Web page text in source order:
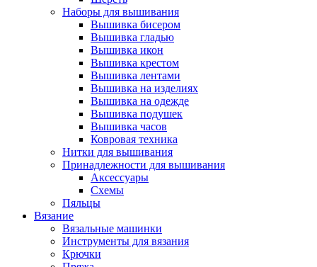
Наборы для вышивания
Вышивка бисером
Вышивка гладью
Вышивка икон
Вышивка крестом
Вышивка лентами
Вышивка на изделиях
Вышивка на одежде
Вышивка подушек
Вышивка часов
Ковровая техника
Нитки для вышивания
Принадлежности для вышивания
Аксессуары
Схемы
Пяльцы
Вязание
Вязальные машинки
Инструменты для вязания
Крючки